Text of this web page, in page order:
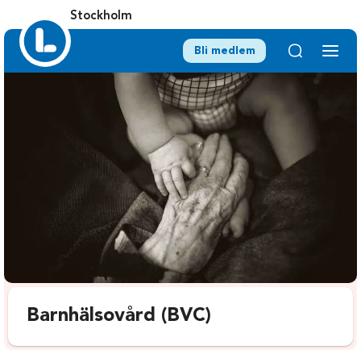
Stockholm
Bli medlem
Barnhälsovård (BVC)